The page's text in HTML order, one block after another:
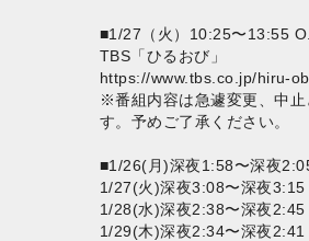
■1/27（火）10:25〜13:55
TBS「ひるおび」
https://www.tbs.co.jp/hiru-
※番組内容は急遽変更、中止
す。予めご了承ください。
■1/26(月)深夜1:58〜深夜
1/27(火)深夜3:08〜深夜3:15
1/28(水)深夜2:38〜深夜2:45
1/29(木)深夜2:34〜深夜2:41